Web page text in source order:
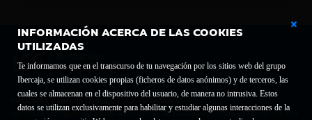
INFORMACIÓN ACERCA DE LAS COOKIES
UTILIZADAS
Te informamos que en el transcurso de tu navegación por los sitios web del grupo
Ibercaja, se utilizan cookies propias (ficheros de datos anónimos) y de terceros, las
cuales se almacenan en el dispositivo del usuario, de manera no intrusiva. Estos
datos se utilizan exclusivamente para habilitar y estudiar algunas interacciones de la
Fundación Bancaria Ibercaja C.I.F. G-50000652.
Inscrita en el Registro de Fundaciones del Mº de Educación, Cultura y Deporte con el nº